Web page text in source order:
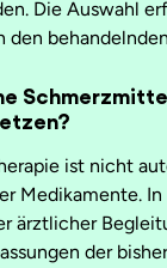
Die Auswahl
den
ist nicht
Medikamente.
ärztlicher
der